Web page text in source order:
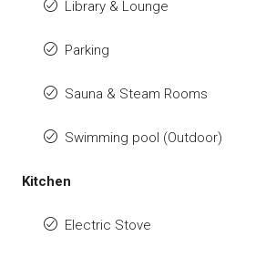
Library & Lounge
Parking
Sauna & Steam Rooms
Swimming pool (Outdoor)
Kitchen
Electric Stove